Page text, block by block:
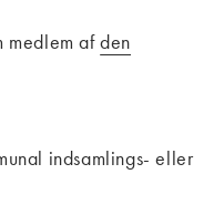
medlem afden
indsamlings- eller